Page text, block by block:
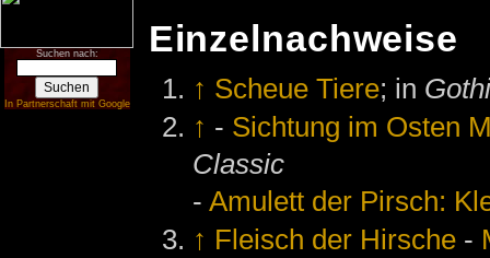
Suchen nach:
In Partnerschaft mit Google
Einzelnachweise
↑ Scheue Tiere; in
↑ - Sichtung im Osten
Classic
-Amulett der Pirsch:
↑ Fleisch der Hirsche -